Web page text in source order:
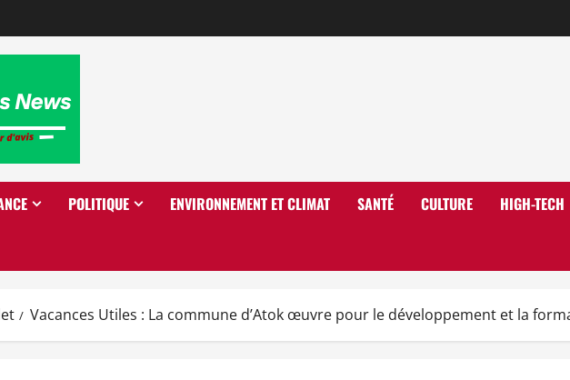
POLITIQUE ENVIRONNEMENT ET CLIMAT SANTÉ CULTURE HIGH-TECH
Vacances Utiles : La commune d’Atok œuvre pour le développement et la